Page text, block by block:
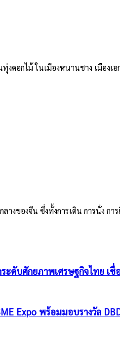
อกไม้ ในเมืองหนานชาง เมืองเ
งของจีน ซึ่งทั้งการเดิน การนั่ง กา
ะดับศักยภาพเศรษฐกิจไทย เ
Expo พร้อมมอบรางวัล